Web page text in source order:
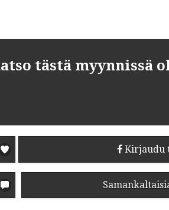
tästä myynnissä
Kirjaudu